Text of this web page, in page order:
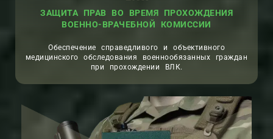
ЗАЩИТА ПРАВ ВО ВРЕМЯ ПРОХОЖДЕНИЯ
ВОЕННО-ВРАЧЕБНОЙ КОМИССИИ
Обеспечение справедливого и объективного
медицинского обследования военнообязанных граждан
при прохождении ВЛК.